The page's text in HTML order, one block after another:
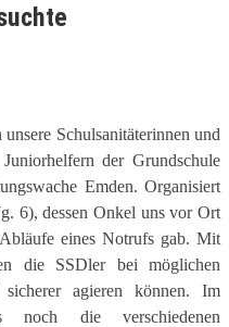
Schulsanitäterinnen und
der Grundschule
Emden. Organisiert
6), dessen Onkel uns vor Ort
eines Notrufs gab. Mit
die SSDler bei möglichen
agieren können. Im
noch die verschiedenen